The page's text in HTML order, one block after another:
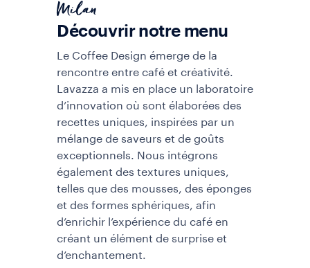
Milan
Découvrir notre menu
Le Coffee Design émerge de la
rencontre entre café et créativité.
Lavazza a mis en place un laboratoire
d’innovation où sont élaborées des
recettes uniques, inspirées par un
mélange de saveurs et de goûts
exceptionnels. Nous intégrons
également des textures uniques,
telles que des mousses, des éponges
et des formes sphériques, afin
d’enrichir l’expérience du café en
créant un élément de surprise et
d’enchantement.